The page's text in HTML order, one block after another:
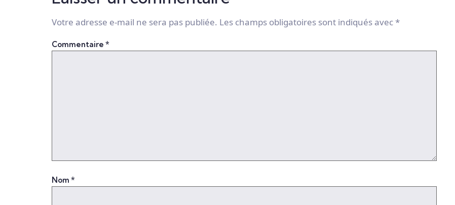
Votre adresse e-mail ne sera pas publiée. Les champs obligatoires sont indiqués avec*
Commentaire *
Nom *